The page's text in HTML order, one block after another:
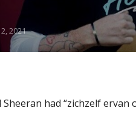
2, 2021
Sheeran had “zichzelf